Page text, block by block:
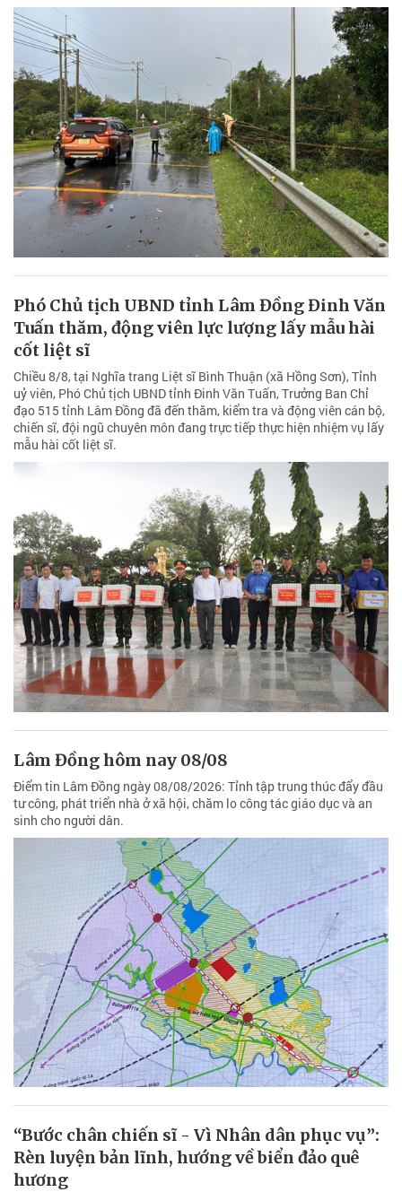
Phó Chủ tịch UBND tỉnh Lâm Đồng Đinh Văn
Tuấn thăm, động viên lực lượng lấy mẫu hài
cốt liệt sĩ
Chiều 8/8, tại Nghĩa trang Liệt sĩ Bình Thuận (xã Hồng Sơn), Tỉnh
uỷ viên, Phó Chủ tịch UBND tỉnh Đinh Văn Tuấn, Trưởng Ban Chỉ
đạo 515 tỉnh Lâm Đồng đã đến thăm, kiểm tra và động viên cán bộ,
chiến sĩ, đội ngũ chuyên môn đang trực tiếp thực hiện nhiệm vụ lấy
mẫu hài cốt liệt sĩ.
Lâm Đồng hôm nay 08/08
Điểm tin Lâm Đồng ngày 08/08/2026: Tỉnh tập trung thúc đẩy đầu
tư công, phát triển nhà ở xã hội, chăm lo công tác giáo dục và an
sinh cho người dân.
“Bước chân chiến sĩ - Vì Nhân dân phục vụ”:
Rèn luyện bản lĩnh, hướng về biển đảo quê
hương